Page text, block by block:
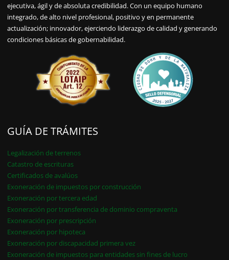
ejecutiva, ágil y de absoluta credibilidad. Con un equipo humano
integrado, de alto nivel profesional, positivo y en permanente
actualización; innovador, ejerciendo liderazgo de calidad y generando
condiciones básicas de gobernabilidad.
GUÍA DE TRÁMITES
Legalización de terrenos
Catastro de escrituras
Certificados de avalúos
Exoneración de impuestos por construcción
Exoneración por tercera edad
Exoneración por transferencia de dominio compraventa
Exoneración por prescripción
Exoneración por hipoteca
Exoneración por discapacidad primera vez
Exoneración de impuestos para entidades sin fines de lucro